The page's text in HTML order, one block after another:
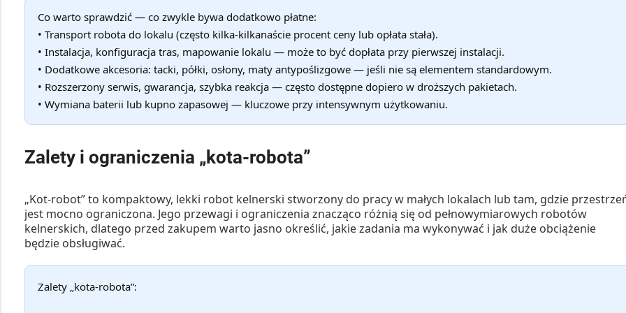
Co warto sprawdzić — co zwykle bywa dodatkowo płatne:
• Transport robota do lokalu (często kilka-kilkanaście procent ceny lub opłata stała).
• Instalacja, konfiguracja tras, mapowanie lokalu — może to być dopłata przy pierwszej instalacji.
• Dodatkowe akcesoria: tacki, półki, osłony, maty antypoślizgowe — jeśli nie są elementem standardowym.
• Rozszerzony serwis, gwarancja, szybka reakcja — często dostępne dopiero w droższych pakietach.
• Wymiana baterii lub kupno zapasowej — kluczowe przy intensywnym użytkowaniu.
Zalety i ograniczenia „kota-robota”
„Kot-robot” to kompaktowy, lekki robot kelnerski stworzony do pracy w małych lokalach lub tam, gdzie
jest mocno ograniczona. Jego przewagi i ograniczenia znacząco różnią się od pełnowymiarowych robotów
kelnerskich, dlatego przed zakupem warto jasno określić, jakie zadania ma wykonywać i jak duże obciążenie
będzie obsługiwać.
Zalety „kota-robota”: